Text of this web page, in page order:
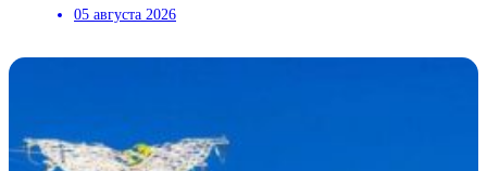
05 августа 2026